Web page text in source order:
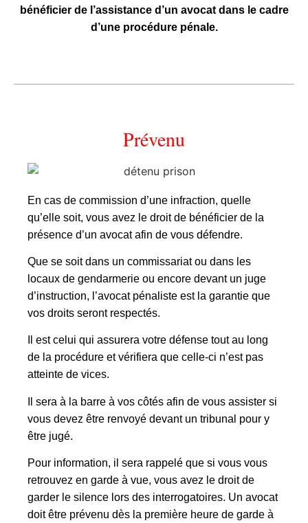
bénéficier de l’assistance d’un avocat dans le cadre
d’une procédure pénale.
Prévenu
En cas de commission d’une infraction, quelle
qu’elle soit, vous avez le droit de bénéficier de la
présence d’un avocat afin de vous défendre.
Que se soit dans un commissariat ou dans les
locaux de gendarmerie ou encore devant un juge
d’instruction, l’avocat pénaliste est la garantie que
vos droits seront respectés.
Il est celui qui assurera votre défense tout au long
de la procédure et vérifiera que celle-ci n’est pas
atteinte de vices.
Il sera à la barre à vos côtés afin de vous assister si
vous devez être renvoyé devant un tribunal pour y
être jugé.
Pour information, il sera rappelé que si vous vous
retrouvez en garde à vue, vous avez le droit de
garder le silence lors des interrogatoires. Un avocat
doit être prévenu dès la première heure de garde à